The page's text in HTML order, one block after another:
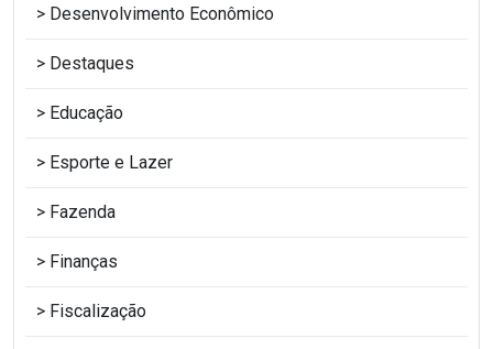
Desenvolvimento Econômico
Destaques
Educação
Esporte e Lazer
Fazenda
Finanças
Fiscalização